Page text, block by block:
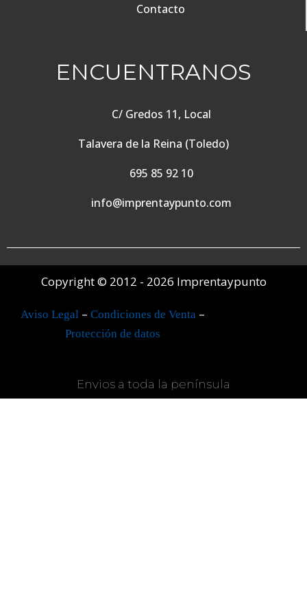
Contacto
ENCUENTRANOS
C/ Gredos 11, Local
Talavera de la Reina (Toledo)
695 85 92 10
info@imprentaypunto.com
Copyright © 2012 - 2026 Imprentaypunto
Aviso Legal– Condiciones de Venta –
Protección de datos
Envios a toda la península